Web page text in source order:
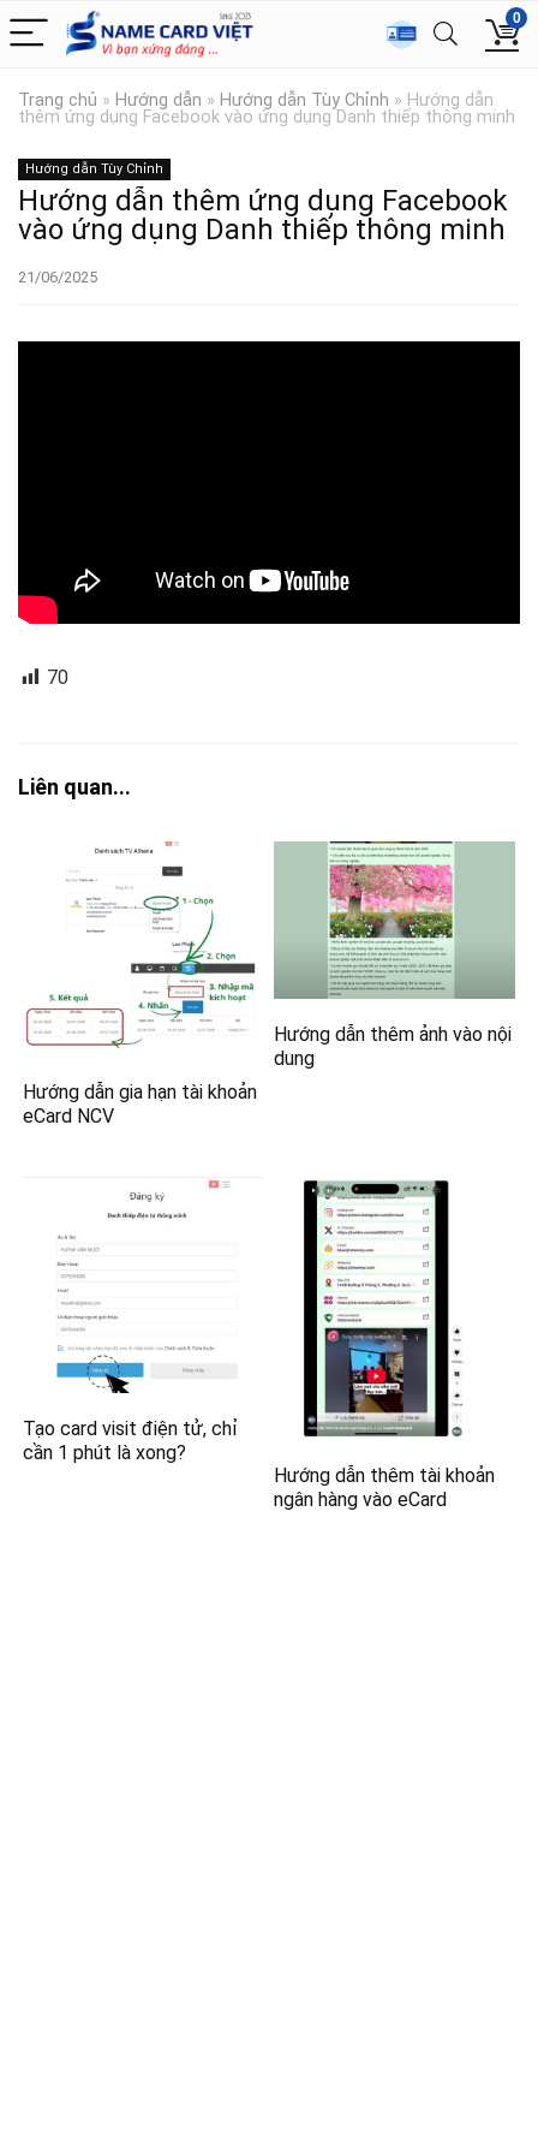
0
Trang chủ » Hướng dẫn » Hướng dẫn Tùy Chỉnh » Hướng dẫn
thêm ứng dụng Facebook vào ứng dụng Danh thiếp thông minh
Hướng dẫn Tùy Chỉnh
Hướng dẫn thêm ứng dụng Facebook
vào ứng dụng Danh thiếp thông minh
21/06/2025
70
Liên quan...
Hướng dẫn gia hạn tài khoản
eCard NCV
Hướng dẫn thêm ảnh vào nội
dung
Tạo card visit điện tử, chỉ
cần 1 phút là xong?
Hướng dẫn thêm tài khoản
ngân hàng vào eCard